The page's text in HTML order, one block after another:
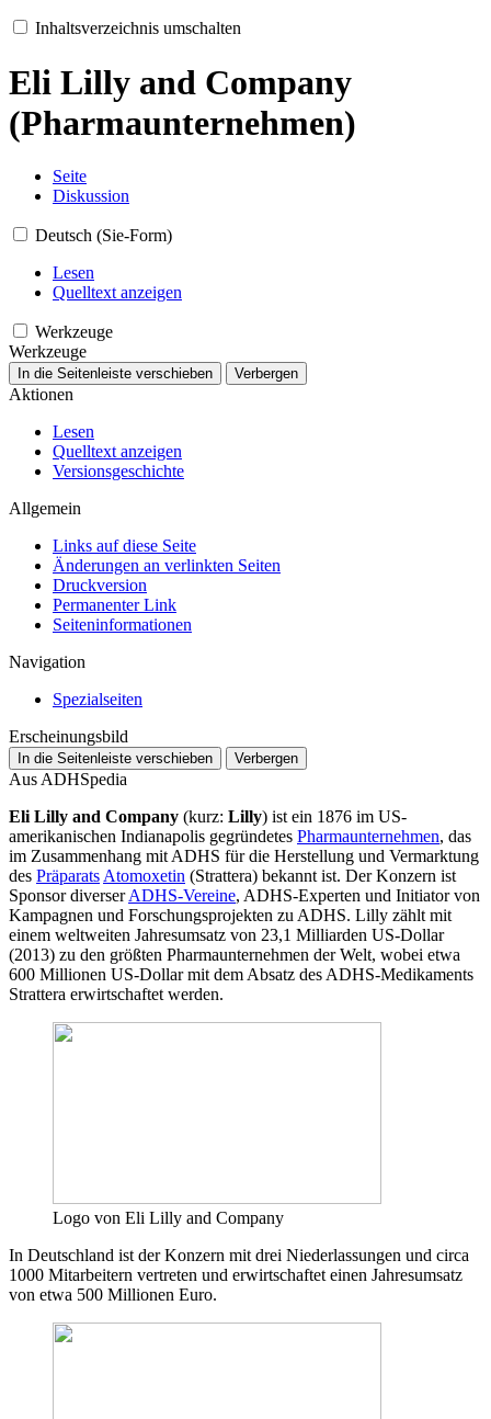
Inhaltsverzeichnis umschalten
Eli Lilly and Company
(Pharmaunternehmen)
Seite
Diskussion
Deutsch (Sie-Form)
Lesen
Quelltext anzeigen
Werkzeuge
Werkzeuge
In die Seitenleiste verschieben Verbergen
Aktionen
Lesen
Quelltext anzeigen
Versionsgeschichte
Allgemein
Links auf diese Seite
Änderungen an verlinkten Seiten
Druckversion
Permanenter Link
Seiten­­informationen
Navigation
Spezialseiten
Erscheinungsbild
In die Seitenleiste verschieben Verbergen
Aus ADHSpedia
Eli Lilly and Company (kurz: Lilly) ist ein 1876 im US-
amerikanischen Indianapolis gegründetes Pharmaunternehmen, das
im Zusammenhang mit ADHS für die Herstellung und Vermarktung
des Präparats Atomoxetin (Strattera) bekannt ist. Der Konzern ist
Sponsor diverserADHS-Vereine, ADHS-Experten und Initiator von
Kampagnen und Forschungsprojekten zu ADHS. Lilly zählt mit
einem weltweiten Jahresumsatz von 23,1 Milliarden US-Dollar
(2013) zu den größten Pharmaunternehmen der Welt, wobei etwa
600 Millionen US-Dollar mit dem Absatz des ADHS-Medikaments
Strattera erwirtschaftet werden.
Logo von Eli Lilly and Company
In Deutschland ist der Konzern mit drei Niederlassungen und circa
1000 Mitarbeitern vertreten und erwirtschaftet einen Jahresumsatz
von etwa 500 Millionen Euro.